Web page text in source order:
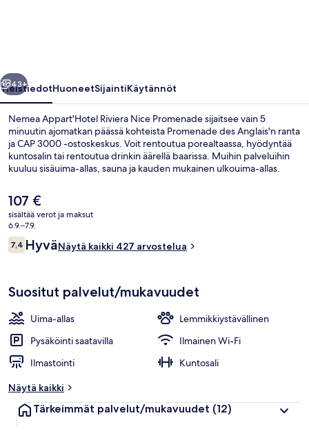
Seuraava
43+
YleistiedotHuoneetSijaintiKäytännöt
Nemea Appart'Hotel Riviera Nice Promenade sijaitsee vain 5
minuutin ajomatkan päässä kohteista Promenade des Anglais'n ranta
ja CAP 3000 -ostoskeskus. Voit rentoutua porealtaassa, hyödyntää
kuntosalin tai rentoutua drinkin äärellä baarissa. Muihin palveluihin
kuuluu sisäuima-allas, sauna ja kauden mukainen ulkouima-allas.
päässä: Cassin Kirchnerin raitiovaunupysäkki sijaitsee 4 minuutin ja
Parc Phoenixin raitiovaunupysäkki 5 minuutin kävelymatkan päässä.
Nykyinen
hinta
on
107 €
107 €
sisältää verot ja maksut
6.9.–7.9.
Arvostelut
7,47,4 kautta 10.
HyväNäytä kaikki 427 arvostelua
Suositut palvelut/mukavuudet
Uima-allas
Lemmikkiystävällinen
Pysäköinti saatavilla
Ilmainen Wi-Fi
Ilmastointi
Kuntosali
Näytä kaikki
Tärkeimmät palvelut/mukavuudet (12)